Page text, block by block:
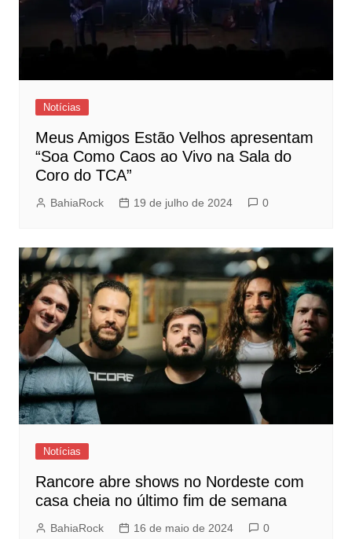
Notícias
Meus Amigos Estão Velhos apresentam
“Soa Como Caos ao Vivo na Sala do
Coro do TCA”
BahiaRock 19 de julho de 2024 0
Notícias
Rancore abre shows no Nordeste com
casa cheia no último fim de semana
BahiaRock 16 de maio de 2024 0